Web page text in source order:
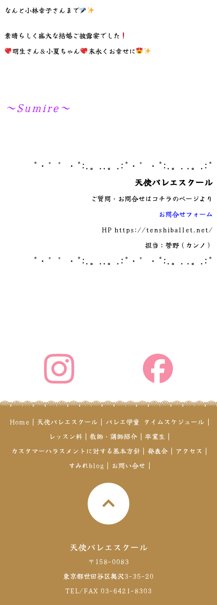
なんと小林幸子さんまで
素晴らしく盛大な結婚ご披露宴でした
明生さん＆小夏ちゃん
末永くお幸せに
～Sumire～
*・゜゜・*:.。..。.:*・゜・*:.。. .。.:*
天使バレエスクール
ご質問・お問合せはコチラのページより
お問合せフォーム
HP https://tenshiballet.net/
担当：菅野（カンノ）
*・゜゜・*:.。..。.:*・゜・*:.。. .。.:*
Home | 天使バレエスクール | バレエ学童 タイムスケジュール |
レッスン料 | 教師・講師紹介 | 卒業生 |
カスタマーハラスメントに対する基本方針 | 発表会 | アクセス |
すみれblog | お問い合せ |
天使バレエスクール
〒158-0083
東京都世田谷区奥沢3-35-20
TEL/FAX 03-6421-8303